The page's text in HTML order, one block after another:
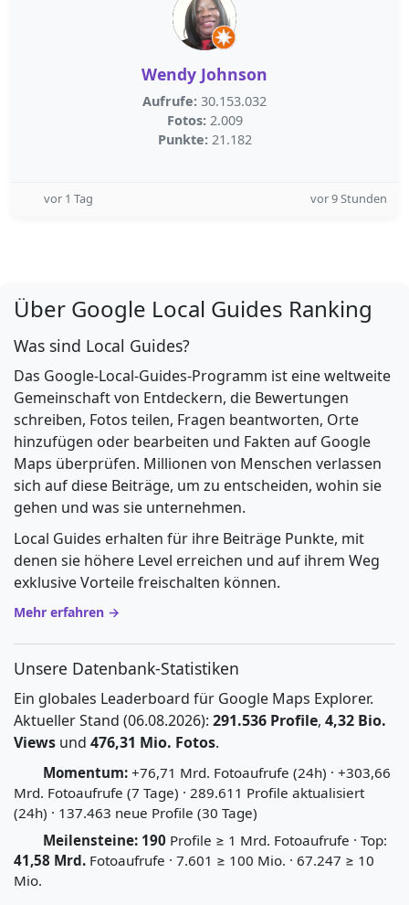
Wendy Johnson
Aufrufe: 30.153.032
Fotos: 2.009
Punkte: 21.182
vor 1 Tag vor 9 Stunden
Über Google Local Guides Ranking
Was sind Local Guides?
Das Google-Local-Guides-Programm ist eine weltweite
Gemeinschaft von Entdeckern, die Bewertungen
schreiben, Fotos teilen, Fragen beantworten, Orte
hinzufügen oder bearbeiten und Fakten auf Google
Maps überprüfen. Millionen von Menschen verlassen
sich auf diese Beiträge, um zu entscheiden, wohin sie
gehen und was sie unternehmen.
Local Guides erhalten für ihre Beiträge Punkte, mit
denen sie höhere Level erreichen und auf ihrem Weg
exklusive Vorteile freischalten können.
Mehr erfahren →
Unsere Datenbank-Statistiken
Ein globales Leaderboard für Google Maps Explorer.
Aktueller Stand (06.08.2026): 291.536 Profile, 4,32 Bio.
Views und 476,31 Mio. Fotos.
Momentum: +76,71 Mrd. Fotoaufrufe (24h) · +303,66
Mrd. Fotoaufrufe (7 Tage) · 289.611 Profile aktualisiert
(24h) · 137.463 neue Profile (30 Tage)
Meilensteine: 190 Profile ≥ 1 Mrd. Fotoaufrufe · Top:
41,58 Mrd. Fotoaufrufe · 7.601 ≥ 100 Mio. · 67.247 ≥ 10
Mio.